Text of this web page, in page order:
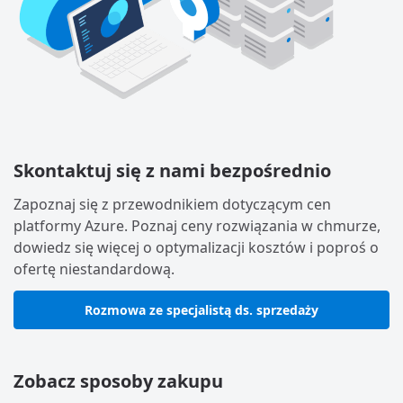
Skontaktuj się z nami bezpośrednio
Zapoznaj się z przewodnikiem dotyczącym cen
platformy Azure. Poznaj ceny rozwiązania w chmurze,
dowiedz się więcej o optymalizacji kosztów i poproś o
ofertę niestandardową.
Rozmowa ze specjalistą ds. sprzedaży
Zobacz sposoby zakupu